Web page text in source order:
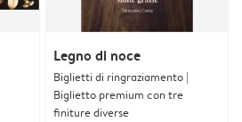
Legno di noce
Biglietti di ringraziamento |
Biglietto premium con tre
finiture diverse